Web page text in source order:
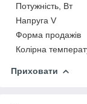
Потужність, Вт
Напруга V
Форма продажів
Колірна
Приховати